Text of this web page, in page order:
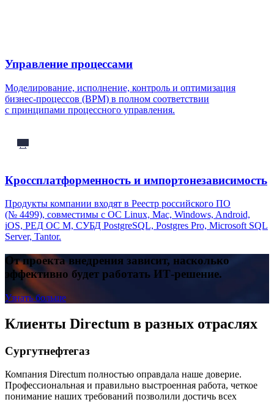
Управление процессами
Моделирование, исполнение, контроль и оптимизация
бизнес-процессов (BPM) в полном соответствии
с принципами процессного управления.
Кроссплатформенность и импортонезависимость
Продукты компании входят в Реестр российского ПО
(№ 4499), совместимы с ОС Linux, Mac, Windows, Android,
iOS, РЕД ОС М, СУБД PostgreSQL, Postgres Pro, Microsoft SQL
Server, Tantor.
От проекта внедрения зависит, насколько
эффективно будет работать ИТ-решение.
Узнать больше
Клиенты Directum в разных отраслях
Сургутнефтегаз
Компания Directum полностью оправдала наше доверие.
Профессиональная и правильно выстроенная работа, четкое
понимание наших требований позволили достичь всех